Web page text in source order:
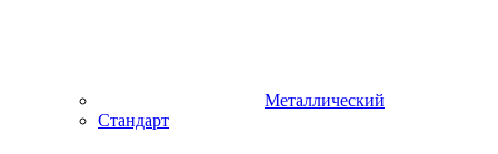
Металлический
Стандарт